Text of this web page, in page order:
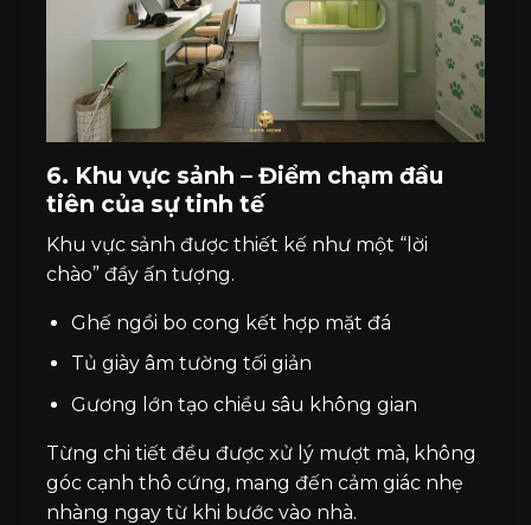
6. Khu vực sảnh – Điểm chạm đầu
tiên của sự tinh tế
Khu vực sảnh được thiết kế như một “lời
chào” đầy ấn tượng.
Ghế ngồi bo cong kết hợp mặt đá
Tủ giày âm tường tối giản
Gương lớn tạo chiều sâu không gian
Từng chi tiết đều được xử lý mượt mà, không
góc cạnh thô cứng, mang đến cảm giác nhẹ
nhàng ngay từ khi bước vào nhà.